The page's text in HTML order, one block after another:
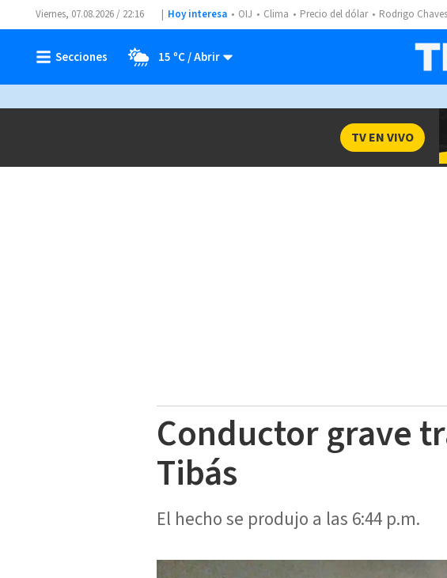
Viernes, 07.08.2026 / 22:16 Hoy interesa OIJ Clima Precio del dólar Rodrigo Chaves
15 ºC
TV EN VIVO
Conductor grave
Tibás
El hecho se produjo a las 6:44 p.m.